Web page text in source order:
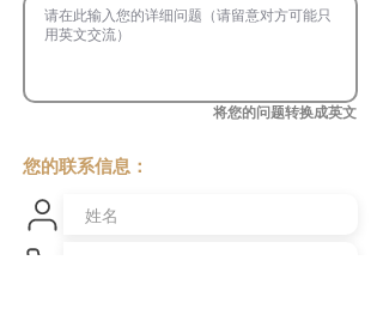
将您的问题转换成英文
您的联系信息：